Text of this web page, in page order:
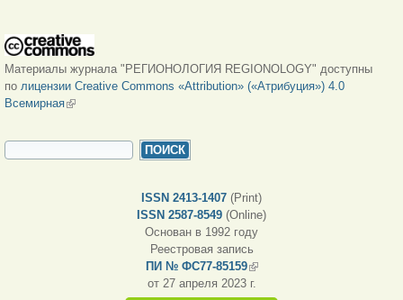
Материалы журнала "РЕГИОНОЛОГИЯ REGIONOLOGY" доступны
по лицензии Creative Commons «Attribution» («Атрибуция») 4.0
Всемирная(внешняя ссылка)
ФОРМА ПОИСКА
ISSN 2413-1407 (Print)
ISSN 2587-8549 (Online)
Основан в 1992 году
Реестровая запись
ПИ № ФС77-85159(внешняя ссылка)
от 27 апреля 2023 г.